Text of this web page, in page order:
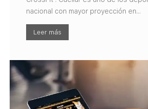
nacional con mayor proyección en...
Leer más